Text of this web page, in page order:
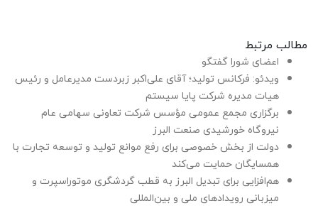
مطالب مرتبط
اعضای شورا گفتگو
ویدئو: فرکانس تولید؛ آقای علی‌اکبر زبردست مدیرعامل و رئیس
هیات مدیره شرکت پایا سیستم
برگزاری مجمع عمومی مؤسس شرکت تعاونی سهامی عام
نیروگاه خورشیدی صنعت البرز
دولت از بخش خصوصی برای رفع موانع تولید و توسعه تجارت با
همسایگان حمایت می‌کند
هم‌افزایی برای تبدیل البرز به قطب گردشگری موتوراسپرت و
میزبانی رویدادهای ملی و بین‌المللی